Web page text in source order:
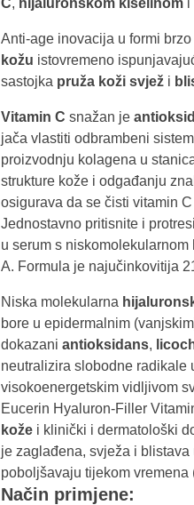
C, hijaluronskom kiselinomi
Anti-age inovacija u formi
kožu istovremeno
sastojka pruža koži svježi
Vitamin C snažan je
jača vlastiti odbrambeni
proizvodnju kolagena u
strukture kože i odgađanju
osigurava da se čisti vitamin
Jednostavno pritisnite i
u serum s
A. Formula je najučinkovitija
Niska molekularna
bore u epidermalnim
dokazani antioksidans,
neutralizira slobodne radikale
visokoenergetskim vidljivom
Eucerin Hyaluron-Filler
kožei klinički i dermatološki
je zaglađena, svježa i
poboljšavaju tijekom
Način primjene: